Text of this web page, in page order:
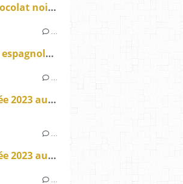
Fondant chocolat noisettes et praliné sans gluten
Madeleines espagnoles sans gluten au thé matcha aux brisures de chouchous pistaches du Gard
Bonne année 2023 au monde entier
Bonne année 2023 au monde entier